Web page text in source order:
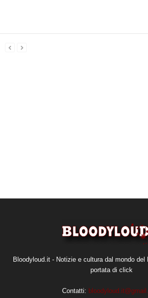
Bloodyloud.it - Notizie e cultura dal mondo
portata di click
Contatti: